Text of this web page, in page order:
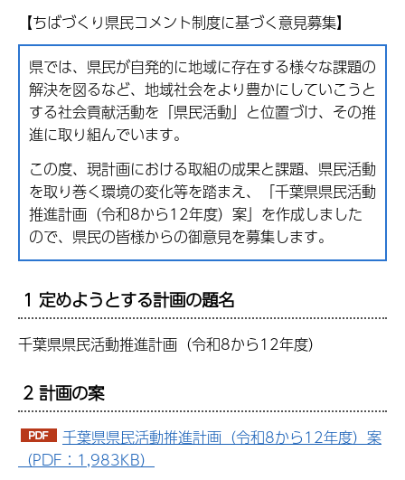
【ちばづくり県民コメント制度に基づく意見募集】
県では、県民が自発的に地域に存在する様々な課題の
解決を図るなど、地域社会をより豊かにしていこうと
する社会貢献活動を「県民活動」と位置づけ、その推
進に取り組んでいます。
この度、現計画における取組の成果と課題、県民活動
を取り巻く環境の変化等を踏まえ、「千葉県県民活動
推進計画（令和8から12年度）案」を作成しました
ので、県民の皆様からの御意見を募集します。
1 定めようとする計画の題名
千葉県県民活動推進計画（令和8から12年度）
2 計画の案
千葉県県民活動推進計画（令和8から12年度）案
（PDF：1,983KB）